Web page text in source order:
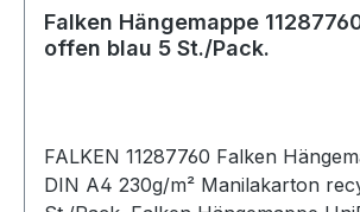
Falken Hängemappe
offen blau 5 St./Pack.
FALKEN 11287760 Falken
DIN A4 230g/m² Manilakarton